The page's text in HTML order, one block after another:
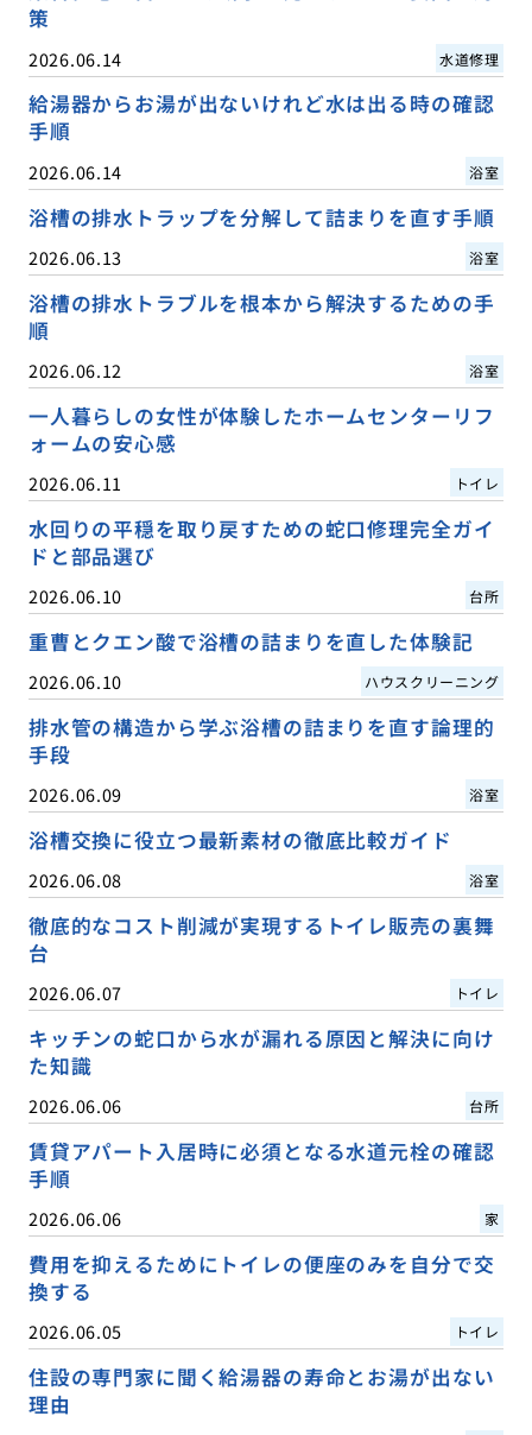
策
2026.06.14 水道修理
給湯器からお湯が出ないけれど水は出る時の確認
手順
2026.06.14 浴室
浴槽の排水トラップを分解して詰まりを直す手順
2026.06.13 浴室
浴槽の排水トラブルを根本から解決するための手
順
2026.06.12 浴室
一人暮らしの女性が体験したホームセンターリフ
ォームの安心感
2026.06.11 トイレ
水回りの平穏を取り戻すための蛇口修理完全ガイ
ドと部品選び
2026.06.10 台所
重曹とクエン酸で浴槽の詰まりを直した体験記
2026.06.10 ハウスクリーニング
排水管の構造から学ぶ浴槽の詰まりを直す論理的
手段
2026.06.09 浴室
浴槽交換に役立つ最新素材の徹底比較ガイド
2026.06.08 浴室
徹底的なコスト削減が実現するトイレ販売の裏舞
台
2026.06.07 トイレ
キッチンの蛇口から水が漏れる原因と解決に向け
た知識
2026.06.06 台所
賃貸アパート入居時に必須となる水道元栓の確認
手順
2026.06.06 家
費用を抑えるためにトイレの便座のみを自分で交
換する
2026.06.05 トイレ
住設の専門家に聞く給湯器の寿命とお湯が出ない
理由